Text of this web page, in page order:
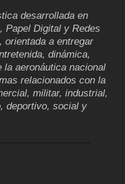
desarrollada en
Papel Digital y Redes
orientada a entregar
dinámica,
la aeronáutica nacional
relacionados con la
militar, industrial,
deportivo, social y